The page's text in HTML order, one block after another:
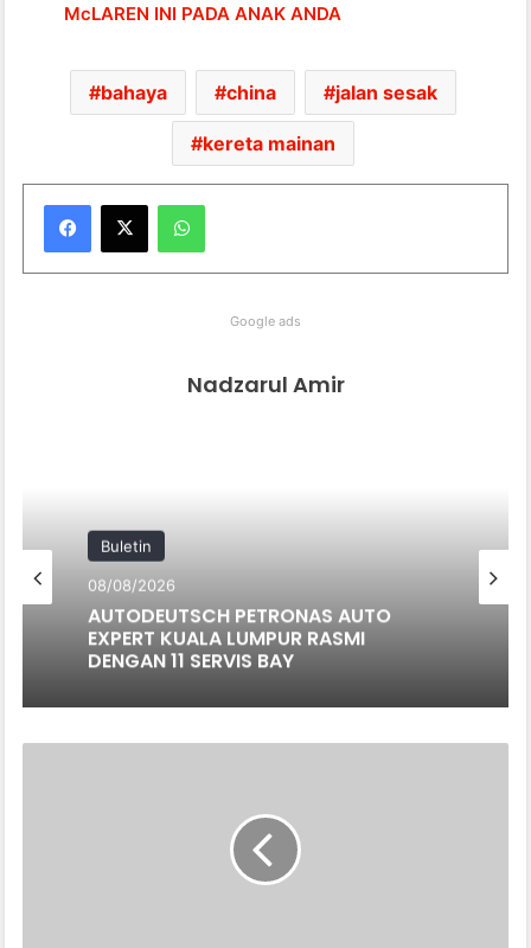
McLAREN INI PADA ANAK ANDA
bahaya china jalan sesak
kereta mainan
WhatsApp
Google ads
Nadzarul Amir
Buletin
08/08/2026
AUTODEUTSCH PETRONAS AUTO
EXPERT KUALA LUMPUR RASMI
DENGAN 11 SERVIS BAY